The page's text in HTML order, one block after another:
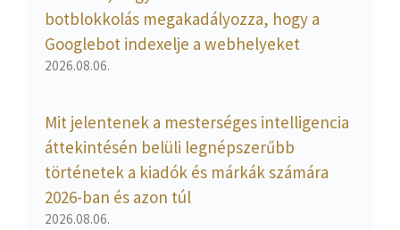
botblokkolás megakadályozza, hogy a
Googlebot indexelje a webhelyeket
2026.08.06.
Mit jelentenek a mesterséges intelligencia
áttekintésén belüli legnépszerűbb
történetek a kiadók és márkák számára
2026-ban és azon túl
2026.08.06.